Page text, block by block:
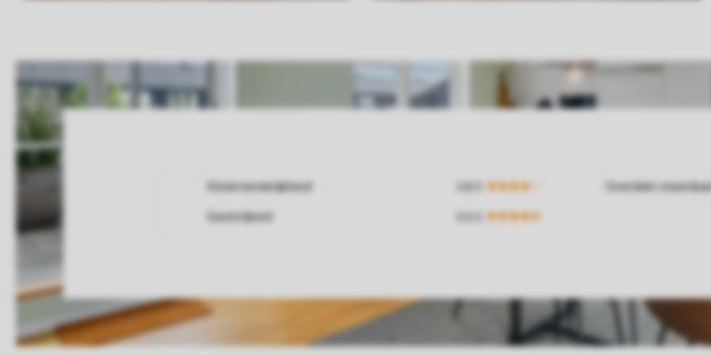
Kindvriendelijkheid
Overdekt
Gastvrijheid